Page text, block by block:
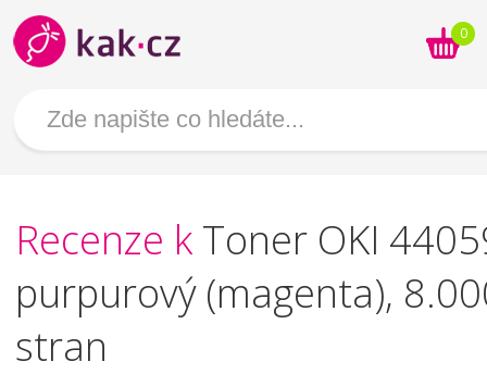
0
Recenze k Toner OKI
purpurový (magenta),
stran